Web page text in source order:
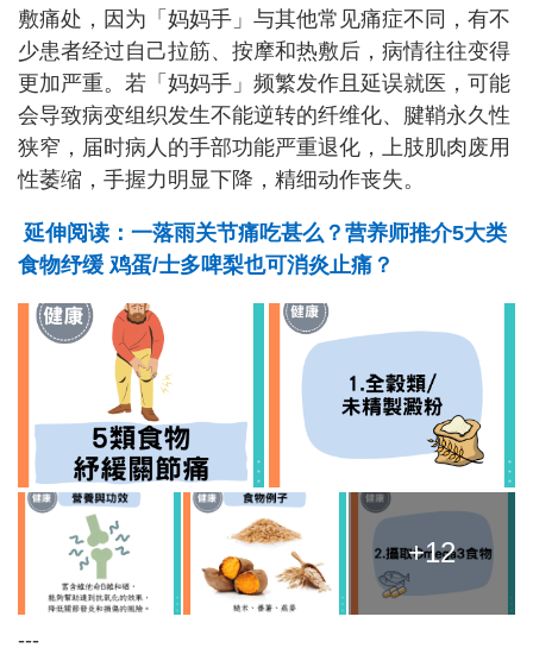
敷痛处，因为「妈妈手」与其他常见痛症不同，有不
少患者经过自己拉筋、按摩和热敷后，病情往往变得
更加严重。若「妈妈手」频繁发作且延误就医，可能
会导致病变组织发生不能逆转的纤维化、腱鞘永久性
狭窄，届时病人的手部功能严重退化，上肢肌肉废用
性萎缩，手握力明显下降，精细动作丧失。
延伸阅读：一落雨关节痛吃甚么？营养师推介5大类
食物纾缓 鸡蛋/士多啤梨也可消炎止痛？
+12
---